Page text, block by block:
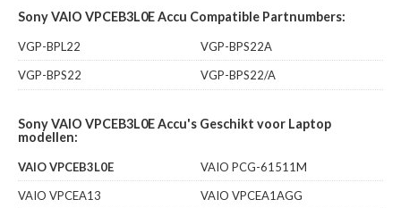
Sony VAIO VPCEB3L0E Accu Compatible Partnumbers:
VGP-BPL22
VGP-BPS22A
VGP-BPS22
VGP-BPS22/A
Sony VAIO VPCEB3L0E Accu's Geschikt voor Laptop
modellen:
VAIO VPCEB3L0E
VAIO PCG-61511M
VAIO VPCEA13
VAIO VPCEA1AGG